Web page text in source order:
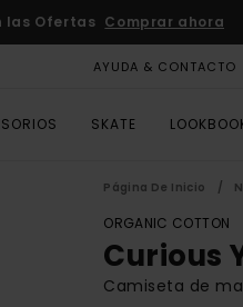
las Ofertas Comprar ahora
AYUDA & CONTACTO
SKATE
Página De Inicio
ORGANIC COTTON
Curious
Camiseta de